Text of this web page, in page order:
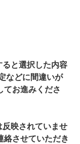
と選択した内容
などに間違いが
てお進みくださ
映されていませ
絡させていただき